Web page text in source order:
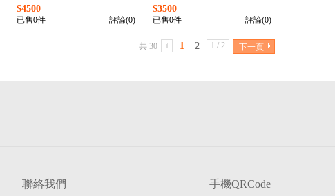
$4500
已售0件 評論(0)
$3500
已售0件 評論(0)
共 30 1 2 1 / 2 下一頁
聯絡我們 手機QRCode